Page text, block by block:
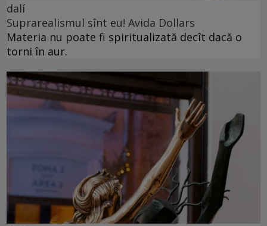
dalí
Suprarealismul sînt eu! Avida Dollars
Materia nu poate fi spiritualizată decît dacă o
torni în aur.